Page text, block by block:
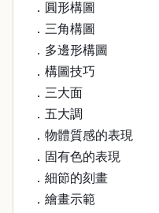
．圓形構圖
．三角構圖
．多邊形構圖
．構圖技巧
．三大面
．五大調
．物體質感的表現
．固有色的表現
．細節的刻畫
．繪畫示範